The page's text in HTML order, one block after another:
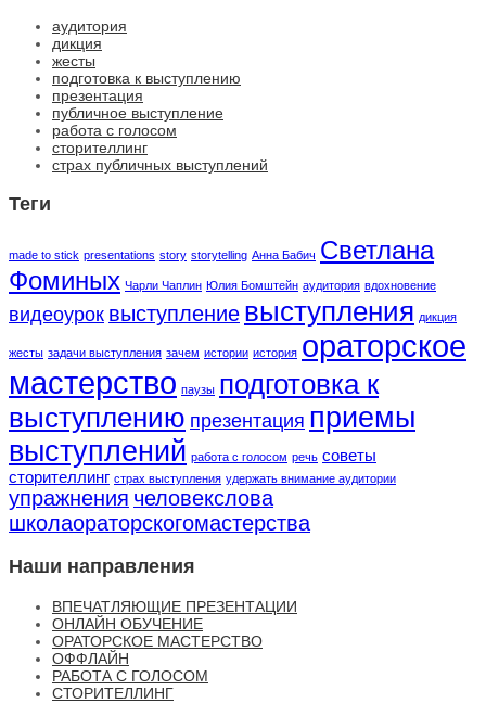
аудитория
дикция
жесты
подготовка к выступлению
презентация
публичное выступление
работа с голосом
сторителлинг
страх публичных выступлений
Теги
made to stick presentations story storytelling Анна Бабич Светлана
Фоминых Чарли Чаплин Юлия Бомштейн аудитория вдохновение
видеоурок выступление выступления дикция
жесты задачи выступления зачем истории история ораторское
мастерство паузы подготовка к
выступлению презентация приемы
выступлений работа с голосом речь советы
сторителлинг страх выступления удержать внимание аудитории
упражнения человекслова
школаораторскогомастерства
Наши направления
ВПЕЧАТЛЯЮЩИЕ ПРЕЗЕНТАЦИИ
ОНЛАЙН ОБУЧЕНИЕ
ОРАТОРСКОЕ МАСТЕРСТВО
ОФФЛАЙН
РАБОТА С ГОЛОСОМ
СТОРИТЕЛЛИНГ